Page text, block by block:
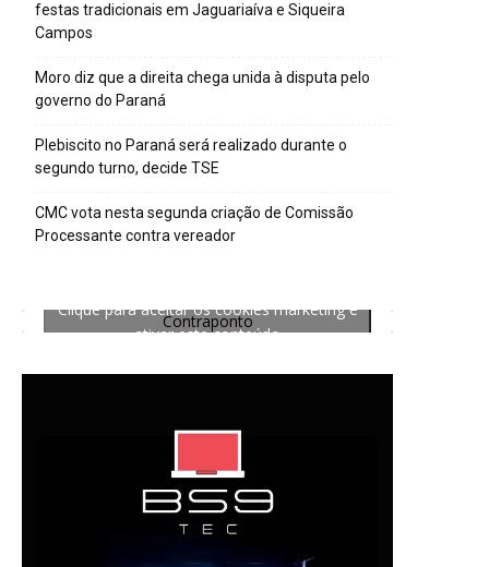
festas tradicionais em Jaguariaíva e Siqueira
Campos
Moro diz que a direita chega unida à disputa pelo
governo do Paraná
Plebiscito no Paraná será realizado durante o
segundo turno, decide TSE
CMC vota nesta segunda criação de Comissão
Processante contra vereador
Contraponto
Clique para aceitar os cookies marketing e
ativar este conteúdo